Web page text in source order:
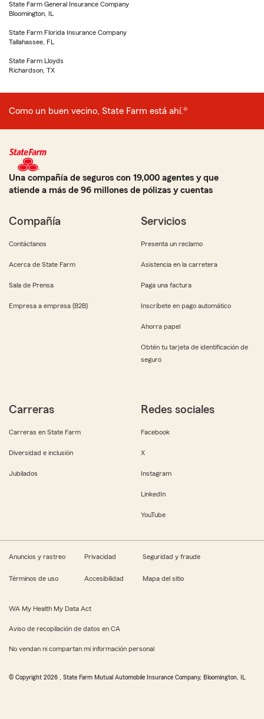
State Farm General Insurance Company
Bloomington, IL
State Farm Florida Insurance Company
Tallahassee, FL
State Farm Lloyds
Richardson, TX
Como un buen vecino, State Farm está ahí.®
Una compañía de seguros con 19,000 agentes y que
atiende a más de 96 millones de pólizas y cuentas
Compañía
Contáctanos
Acerca de State Farm
Sala de Prensa
Empresa a empresa (B2B)
Servicios
Presenta un reclamo
Asistencia en la carretera
Paga una factura
Inscríbete en pago automático
Ahorra papel
Obtén tu tarjeta de identificación de
seguro
Carreras
Carreras en State Farm
Diversidad e inclusión
Jubilados
Redes sociales
Facebook
X
Instagram
LinkedIn
YouTube
Anuncios y rastreo Privacidad Seguridad y fraude
Términos de uso Accesibilidad Mapa del sitio
WA My Health My Data Act
Aviso de recopilación de datos en CA
No vendan ni compartan mi información personal
© Copyright 2026 , State Farm Mutual Automobile Insurance Company, Bloomington, IL